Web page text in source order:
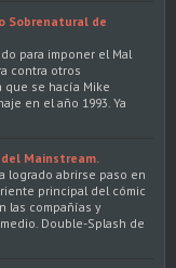
Sobrenatural de
para imponer el Mal
contra otros
que se hacía Mike
en el año 1993. Ya
Mainstream.
logrado abrirse paso en
principal del cómic
las compañías y
Double-Splash de